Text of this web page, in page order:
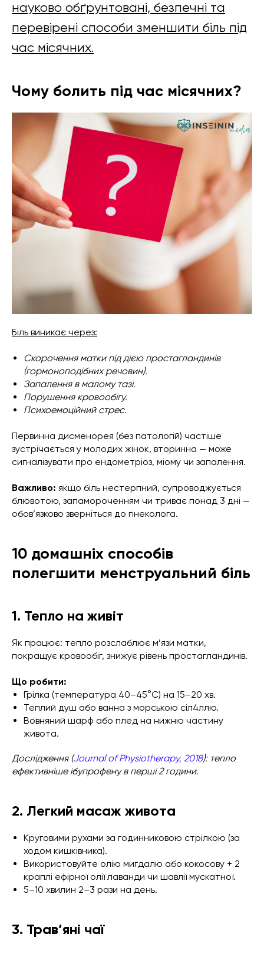
науково обґрунтовані, безпечні та
перевірені способи зменшити біль під
час місячних.
Чому болить під час місячних?
Біль виникає через:
Скорочення матки під дією простагландинів
(гормоноподібних речовин).
Запалення в малому тазі.
Порушення кровообігу.
Психоемоційний стрес.
Первинна дисменорея (без патологій) частіше
зустрічається у молодих жінок, вторинна — може
сигналізувати про ендометріоз, міому чи запалення.
Важливо: якщо біль нестерпний, супроводжується
блювотою, запамороченням чи триває понад 3 дні —
обов’язково зверніться до гінеколога.
10 домашніх способів
полегшити менструальний біль
1. Тепло на живіт
Як працює: тепло розслаблює м’язи матки,
покращує кровообіг, знижує рівень простагландинів.
Що робити:
Грілка (температура 40–45°C) на 15–20 хв.
Теплий душ або ванна з морською сіл4ллю.
Вовняний шарф або плед на нижню частину
живота.
Дослідження (Journal of Physiotherapy, 2018): тепло
ефективніше ібупрофену в перші 2 години.
2. Легкий масаж живота
Круговими рухами за годинниковою стрілкою (за
ходом кишківника).
Використовуйте олію мигдалю або кокосову + 2
краплі ефірної олії лаванди чи шавлії мускатної.
5–10 хвилин 2–3 рази на день.
3. Трав’яні чаї